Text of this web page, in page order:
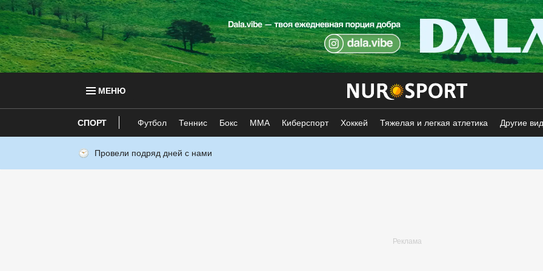
МЕНЮ
СПОРТ Футбол Теннис Бокс ММА Киберспорт Хоккей Тяжелая и легкая атлетика Другие
Провели подряд дней с нами